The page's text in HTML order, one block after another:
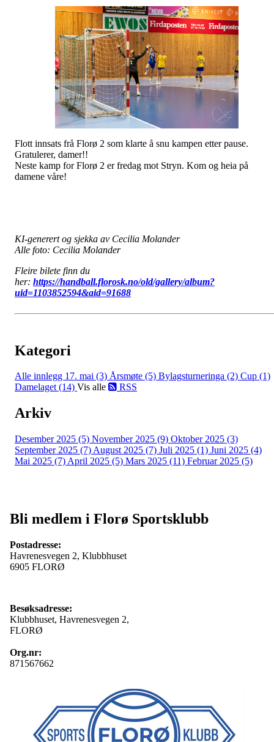
Flott innsats frå Florø 2 som klarte å snu kampen etter pause.
Gratulerer, damer!!
Neste kamp for Florø 2 er fredag mot Stryn. Kom og heia på
damene våre!
KI-generert og sjekka av Cecilia Molander
Alle foto: Cecilia Molander
Fleire bilete finn du
her: https://handball.florosk.no/old/gallery/album?
uid=1103852594&aid=91688
Kategori
Alle innlegg 17. mai (3) Årsmøte (5) Bylagsturneringa (2) Cup (1)
Damelaget (14) Vis alle RSS
Arkiv
Desember 2025 (5) November 2025 (9) Oktober 2025 (3)
September 2025 (7) August 2025 (7) Juli 2025 (1) Juni 2025 (4)
Mai 2025 (7) April 2025 (5) Mars 2025 (11) Februar 2025 (5)
Bli medlem i Florø Sportsklubb
Postadresse:
Havrenesvegen 2, Klubbhuset
6905 FLORØ
Besøksadresse:
Klubbhuset, Havrenesvegen 2,
FLORØ
Org.nr:
871567662